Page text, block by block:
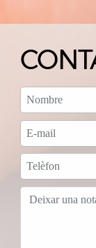
NOMBRE
E-MAIL
TELÈFON